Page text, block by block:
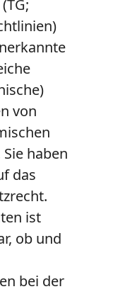
(TG;
von
haben
das
ist
ob und
bei der